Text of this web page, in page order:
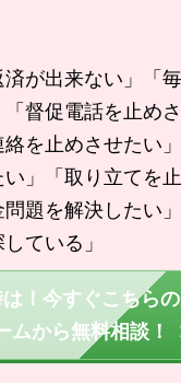
済が出来ない」「
督促電話を止めさ
絡を止めさせたい
い」「取り立てを
題を解決したい
ている」
！今すぐこちら
ムから無料相談！